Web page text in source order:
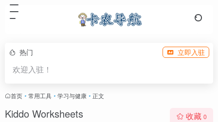
热门 立即入驻
欢迎入驻！
首页 • 常用工具 • 学习与健康 • 正文
Kiddo Worksheets 收藏 0